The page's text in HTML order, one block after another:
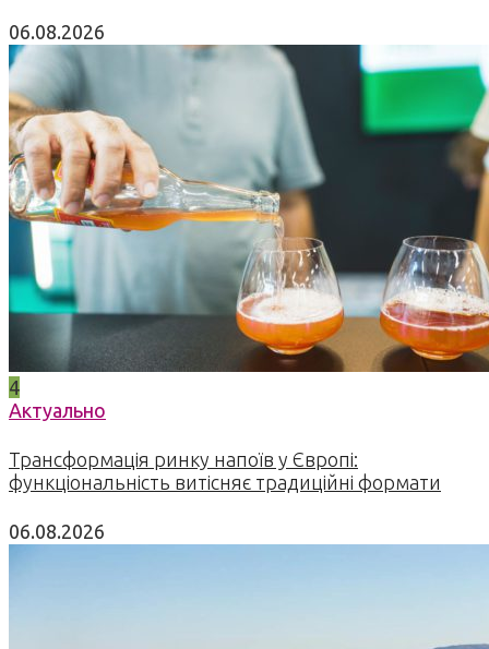
06.08.2026
4
Актуально
Трансформація ринку напоїв у Європі:
функціональність витісняє традиційні формати
06.08.2026